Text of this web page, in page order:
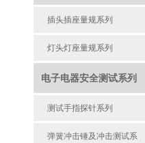
插头插座量规系列
灯头灯座量规系列
电子电器安全测试系列
测试手指探针系列
弹簧冲击锤及冲击测试系